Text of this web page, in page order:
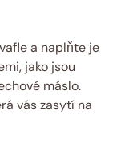
a naplňte je
jako jsou
máslo.
vás zasytí na